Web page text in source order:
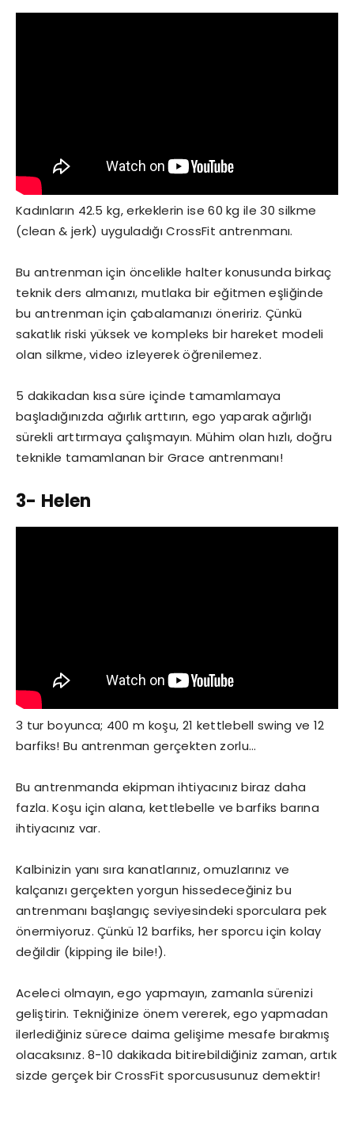
Kadınların 42.5 kg, erkeklerin ise 60 kg ile 30 silkme
(clean & jerk) uyguladığı CrossFit antrenmanı.
Bu antrenman için öncelikle halter konusunda birkaç
teknik ders almanızı, mutlaka bir eğitmen eşliğinde
bu antrenman için çabalamanızı öneririz. Çünkü
sakatlık riski yüksek ve kompleks bir hareket modeli
olan silkme, video izleyerek öğrenilemez.
5 dakikadan kısa süre içinde tamamlamaya
başladığınızda ağırlık arttırın, ego yaparak ağırlığı
sürekli arttırmaya çalışmayın. Mühim olan hızlı, doğru
teknikle tamamlanan bir Grace antrenmanı!
3- Helen
3 tur boyunca; 400 m koşu, 21 kettlebell swing ve 12
barfiks! Bu antrenman gerçekten zorlu…
Bu antrenmanda ekipman ihtiyacınız biraz daha
fazla. Koşu için alana, kettlebelle ve barfiks barına
ihtiyacınız var.
Kalbinizin yanı sıra kanatlarınız, omuzlarınız ve
kalçanızı gerçekten yorgun hissedeceğiniz bu
antrenmanı başlangıç seviyesindeki sporculara pek
önermiyoruz. Çünkü 12 barfiks, her sporcu için kolay
değildir (kipping ile bile!).
Aceleci olmayın, ego yapmayın, zamanla sürenizi
geliştirin. Tekniğinize önem vererek, ego yapmadan
ilerlediğiniz sürece daima gelişime mesafe bırakmış
olacaksınız. 8-10 dakikada bitirebildiğiniz zaman, artık
sizde gerçek bir CrossFit sporcususunuz demektir!